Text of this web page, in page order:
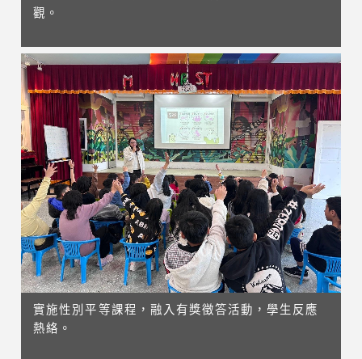
觀。
實施性別平等課程，融入有獎徵答活動，學生反應
熱絡。